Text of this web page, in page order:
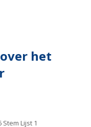
het
Lijst 1